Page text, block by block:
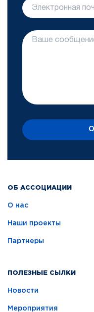
ОБ АССОЦИАЦИИ
О нас
Наши проекты
Партнеры
ПОЛЕЗНЫЕ СЫЛКИ
Новости
Мероприятия